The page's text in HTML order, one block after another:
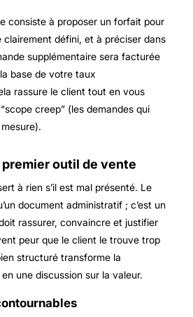
consiste à proposer un forfait pour
clairement défini, et à préciser dans
supplémentaire sera facturée
base de votre taux
rassure le client tout en vous
creep” (les demandes qui
outil de vente
à rien s’il est mal présenté. Le
document administratif ; c’est un
rassurer, convaincre et justifier
peur que le client le trouve trop
structuré transforme la
une discussion sur la valeur.